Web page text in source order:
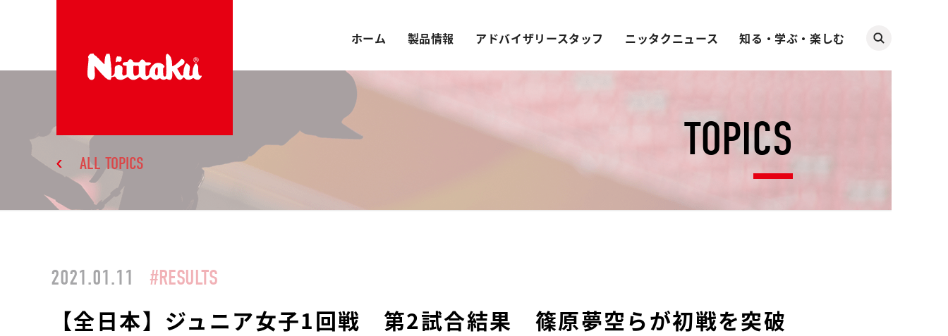
ホーム 製品情報 アドバイザリースタッフ ニッタクニュース 知る・学ぶ・楽しむ
TOPICS
ALL TOPICS
2021.01.11 #RESULTS
【全日本】ジュニア女子1回戦 第2試合結果 篠原夢空らが初戦を突破